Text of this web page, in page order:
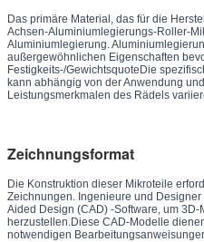
Das primäre Material, das für die
Achsen-Aluminiumlegierungs-Roller-
Aluminiumlegierung.
außergewöhnlichen Eigenschaften
Festigkeits-/GewichtsquoteDie
kann abhängig von der Anwendung
Leistungsmerkmalen des Rädels
Zeichnungsformat
Die Konstruktion dieser Mikroteile
Zeichnungen. Ingenieure und
Aided Design (CAD) -Software, um
herzustellen.Diese CAD-Modelle
notwendigen